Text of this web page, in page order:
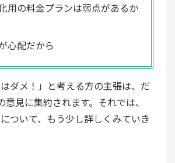
用の料金プランは弱点があるか
心配だから
はダメ！」と考える方の主張は、だ
意見に集約されます。それでは、
ついて、もう少し詳しくみていき